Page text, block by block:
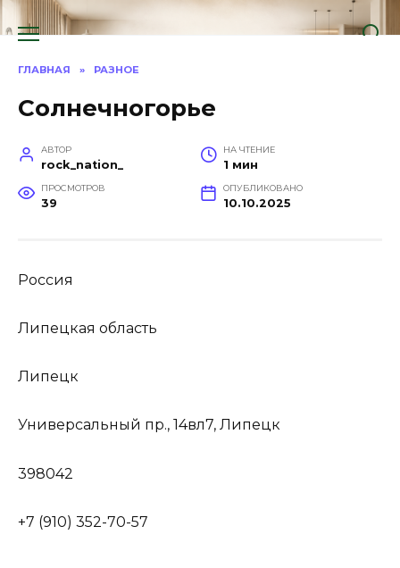
Перейти
к
ГЛАВНАЯ » РАЗНОЕ
Солнечногорье
АВТОР
rock_nation_
НА ЧТЕНИЕ
1 мин
ПРОСМОТРОВ
39
ОПУБЛИКОВАНО
10.10.2025
Россия
Липецкая область
Липецк
Универсальный пр., 14вл7, Липецк
398042
+7 (910) 352-70-57